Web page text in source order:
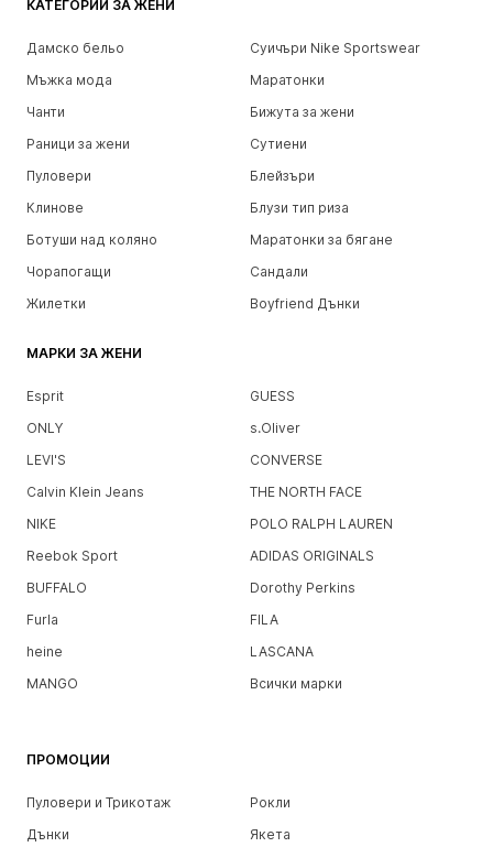
КАТЕГОРИИ ЗА ЖЕНИ
Дамско бельо
Суичъри Nike Sportswear
Мъжка мода
Маратонки
Чанти
Бижута за жени
Раници за жени
Сутиени
Пуловери
Блейзъри
Клинове
Блузи тип риза
Ботуши над коляно
Маратонки за бягане
Чорапогащи
Сандали
Жилетки
Boyfriend Дънки
МАРКИ ЗА ЖЕНИ
Esprit
GUESS
ONLY
s.Oliver
LEVI'S
CONVERSE
Calvin Klein Jeans
THE NORTH FACE
NIKE
POLO RALPH LAUREN
Reebok Sport
ADIDAS ORIGINALS
BUFFALO
Dorothy Perkins
Furla
FILA
heine
LASCANA
MANGO
Всички марки
ПРОМОЦИИ
Пуловери и Трикотаж
Рокли
Дънки
Якета